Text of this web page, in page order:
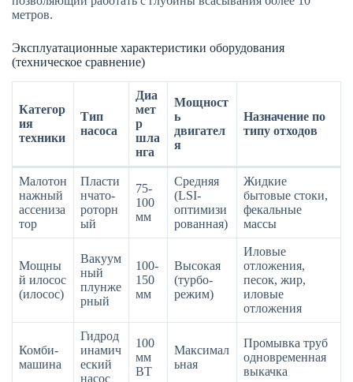
метров.
Эксплуатационные характеристики оборудования
(техническое сравнение)
Категор
ия
техники
Тип
насоса
Диа
мет
р
шла
нга
Мощност
ь
двигател
я
Назначение по
типу отходов
Малотон
нажный
ассениза
тор
Пласти
нчато-
роторн
ый
75-
100
мм
Средняя
(LSI-
оптимизи
рованная)
Жидкие
бытовые стоки,
фекальные
массы
Мощны
й илосос
(илосос)
Вакуум
ный
плунже
рный
100-
150
мм
Высокая
(турбо-
режим)
Иловые
отложения,
песок, жир,
иловые
отложения
Комби-
машина
Гидрод
инамич
еский
насос
100
мм
ВТ
Максимал
ьная
Промывка труб
одновременная
выкачка